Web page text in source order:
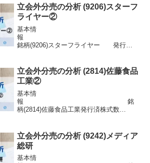
2,897,596株信用区分信用配当金無配目的
株式の流動性の向上上場審査基準の...
立会外分売の分析 (9206)スターフ
ライヤー②
基本情
報
銘柄(9206)スターフライヤー 発行済
目的株式の流動性の向上資本増強のため
※詳細割愛株主優待運賃割引券3...
立会外分売の分析 (2814)佐藤食品
工業②
基本情
報 銘
柄(2814)佐藤食品工業発行済株式数
円目的株式の流動性の向上株主優待自社
製品(3月)分売情報 発表日 2...
立会外分売の分析 (9242)メディア
総研
基本情